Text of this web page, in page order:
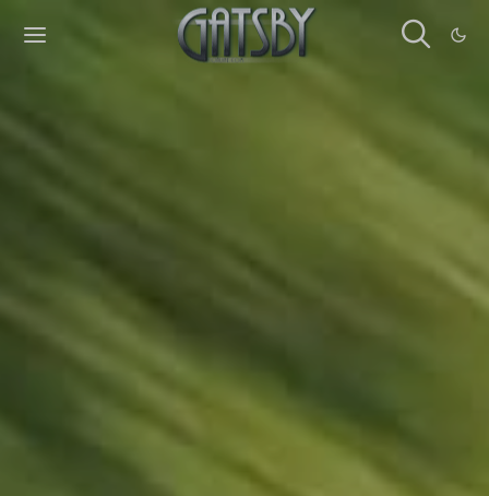
Cookies management panel